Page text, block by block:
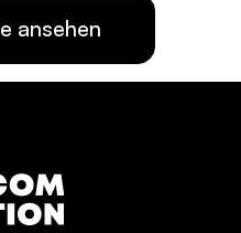
ansehen